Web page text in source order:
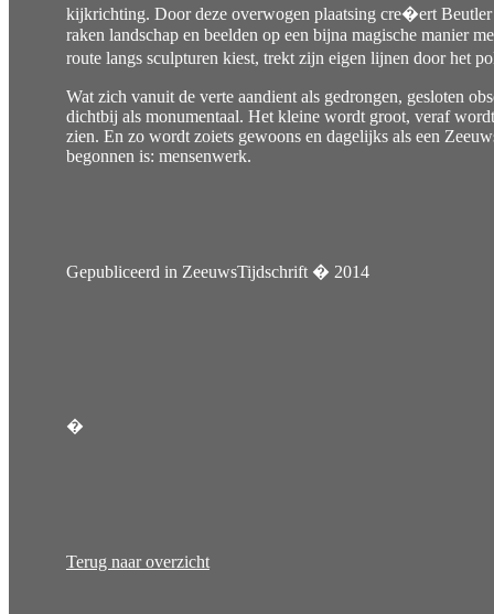
kijkrichting. Door deze overwogen plaatsing cre�ert
raken landschap en beelden op een bijna magische manier
route langs sculpturen kiest, trekt zijn eigen lijnen door het
Wat zich vanuit de verte aandient als gedrongen, gesloten
dichtbij als monumentaal. Het kleine wordt groot, veraf
zien. En zo wordt zoiets gewoons en dagelijks als een
begonnen is: mensenwerk.
Gepubliceerd in ZeeuwsTijdschrift � 2014
�
Terug naar overzicht